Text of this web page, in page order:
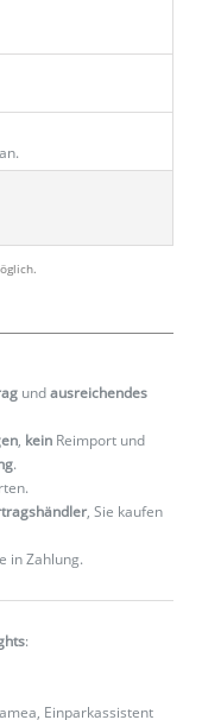
undausreichendes
, kein Reimport und
.
, Sie kaufen
in Zahlung.
:
Einparkassistent